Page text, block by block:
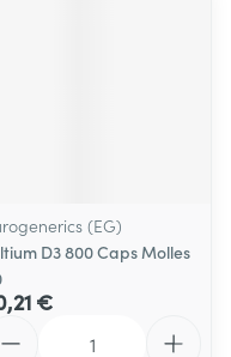
(EG)
D3 800 Caps Molles
€